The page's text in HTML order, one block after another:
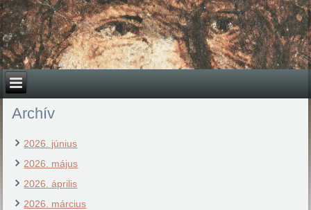
Archív
2026. június
2026. május
2026. április
2026. március